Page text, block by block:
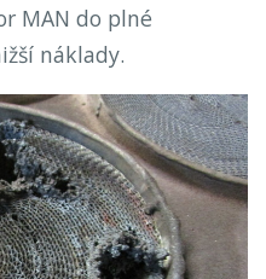
MAN do plné
náklady.